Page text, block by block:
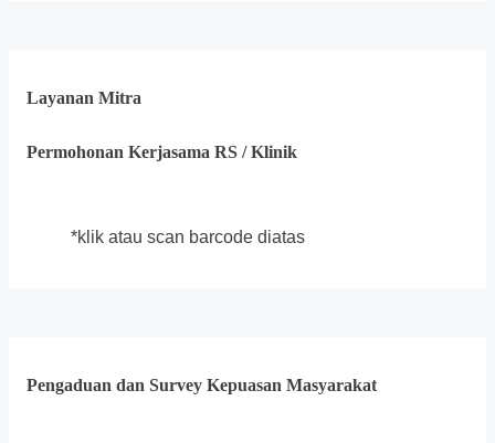
Layanan Mitra
Permohonan Kerjasama RS / Klinik
*klik atau scan barcode diatas
Pengaduan dan Survey Kepuasan Masyarakat